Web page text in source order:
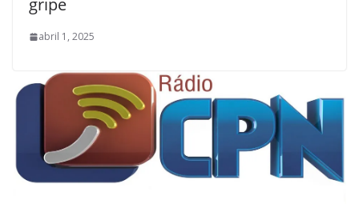
gripe
abril 1, 2025